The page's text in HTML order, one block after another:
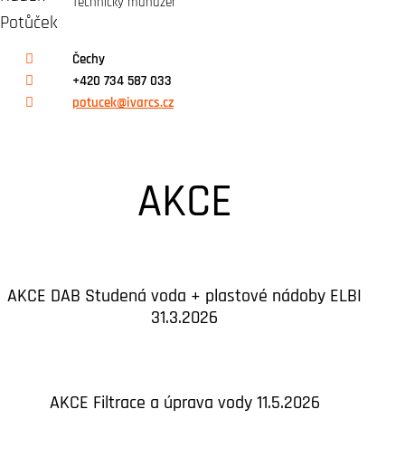
Čechy
+420 734 587 033
potucek@ivarcs.cz
AKCE
AKCE DAB Studená voda + plastové nádoby ELBI
31.3.2026
AKCE Filtrace a úprava vody 11.5.2026